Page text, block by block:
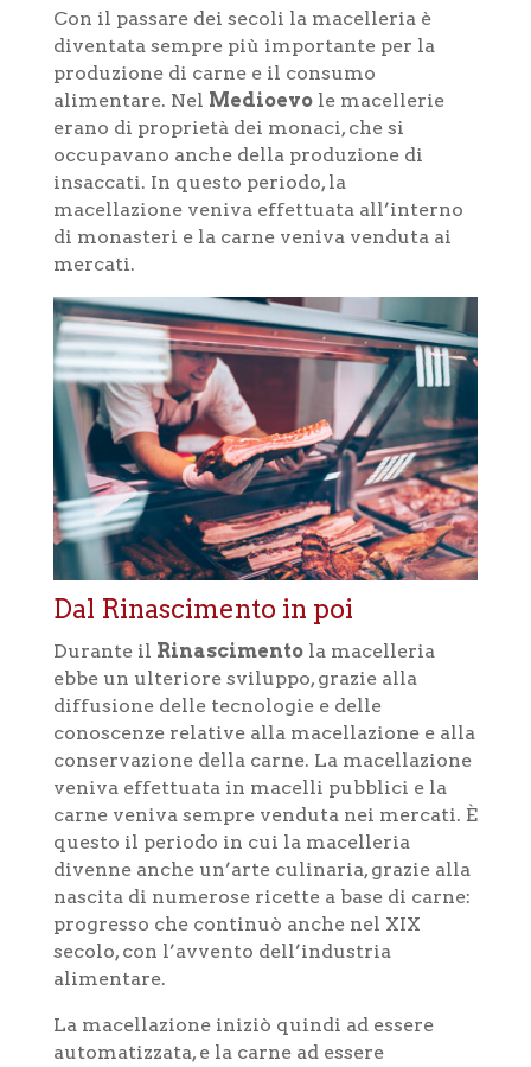
Con il passare dei secoli la macelleria è
diventata sempre più importante per la
produzione di carne e il consumo
alimentare. Nel Medioevole macellerie
erano di proprietà dei monaci, che si
occupavano anche della produzione di
insaccati. In questo periodo, la
macellazione veniva effettuata all’interno
di monasteri e la carne veniva venduta ai
mercati.
Dal Rinascimento in poi
Durante il Rinascimentola macelleria
ebbe un ulteriore sviluppo, grazie alla
diffusione delle tecnologie e delle
conoscenze relative alla macellazione e alla
conservazione della carne. La macellazione
veniva effettuata in macelli pubblici e la
carne veniva sempre venduta nei mercati. È
questo il periodo in cui la macelleria
divenne anche un’arte culinaria, grazie alla
nascita di numerose ricette a base di carne:
progresso che continuò anche nel XIX
secolo, con l’avvento dell’industria
alimentare.
La macellazione iniziò quindi ad essere
automatizzata, e la carne ad essere